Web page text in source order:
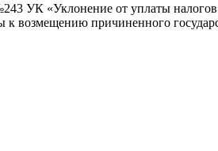
УК «Уклонение от уплаты
возмещению причиненного